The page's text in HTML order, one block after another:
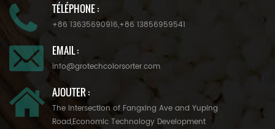
TÉLÉPHONE :
+86 13635690916,+86 13856959541
EMAIL :
info@grotechcolorsorter.com
AJOUTER :
The Intersection of Fangxing Ave and Yuping
Road,Economic Technology Development